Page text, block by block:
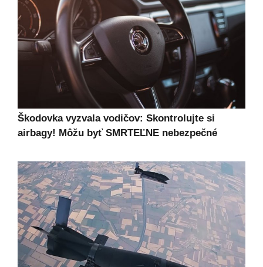
Škodovka vyzvala vodičov: Skontrolujte si
airbagy! Môžu byť SMRTEĽNE nebezpečné